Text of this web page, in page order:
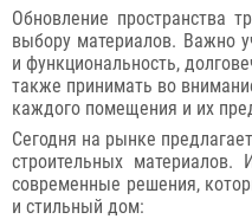
Обновление пространства
выбору материалов. Важно
и функциональность,
также принимать во
каждого помещения и их
Сегодня на рынке
строительных
современные решения,
и стильный дом: